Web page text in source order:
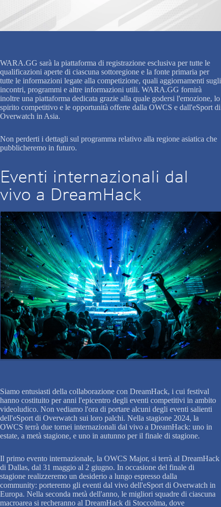
WARA.GG sarà la piattaforma di registrazione esclusiva per tutte le
qualificazioni aperte di ciascuna sottoregione e la fonte primaria per
tutte le informazioni legate alla competizione, quali aggiornamenti sugli
incontri, programmi e altre informazioni utili. WARA.GG fornirà
inoltre una piattaforma dedicata grazie alla quale godersi l'emozione, lo
spirito competitivo e le opportunità offerte dalla OWCS e dall'eSport di
Overwatch in Asia.
Non perderti i dettagli sul programma relativo alla regione asiatica che
pubblicheremo in futuro.
Eventi internazionali dal
vivo a DreamHack
Siamo entusiasti della collaborazione con DreamHack, i cui festival
hanno costituito per anni l'epicentro degli eventi competitivi in ambito
videoludico. Non vediamo l'ora di portare alcuni degli eventi salienti
dell'eSport di Overwatch sui loro palchi. Nella stagione 2024, la
OWCS terrà due tornei internazionali dal vivo a DreamHack: uno in
estate, a metà stagione, e uno in autunno per il finale di stagione.
Il primo evento internazionale, la OWCS Major, si terrà al DreamHack
di Dallas, dal 31 maggio al 2 giugno. In occasione del finale di
stagione realizzeremo un desiderio a lungo espresso dalla
community: porteremo gli eventi dal vivo dell'eSport di Overwatch in
Europa. Nella seconda metà dell'anno, le migliori squadre di ciascuna
macroarea si recheranno al DreamHack di Stoccolma, dove